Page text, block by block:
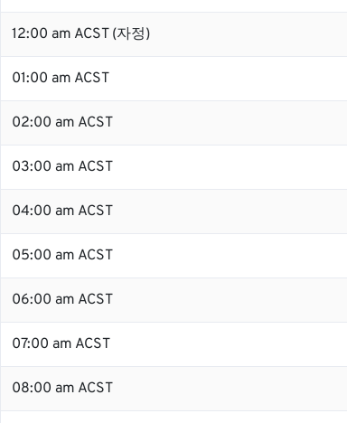
12:00 am ACST (자정)
01:00 am ACST
02:00 am ACST
03:00 am ACST
04:00 am ACST
05:00 am ACST
06:00 am ACST
07:00 am ACST
08:00 am ACST